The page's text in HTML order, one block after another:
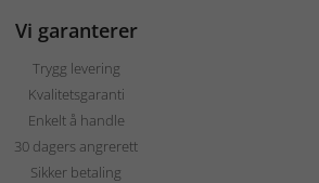
Vi garanterer
Trygg levering
Kvalitetsgaranti
Enkelt å handle
30 dagers angrerett
Sikker betaling